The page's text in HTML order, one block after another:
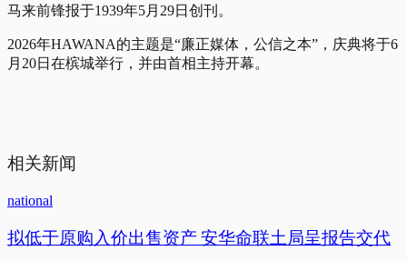
马来前锋报于1939年5月29日创刊。
2026年HAWANA的主题是“廉正媒体，公信之本”，庆典将于6
月20日在槟城举行，并由首相主持开幕。
相关新闻
national
拟低于原购入价出售资产 安华命联土局呈报告交代